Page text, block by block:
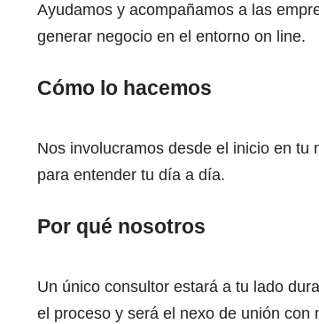
Ayudamos y acompañamos a las
generar negocio en el entorno on line.
Cómo lo hacemos
Nos involucramos desde el inicio en tu
para entender tu día a día.
Por qué nosotros
Un único consultor estará a tu lado
el proceso y será el nexo de unión con